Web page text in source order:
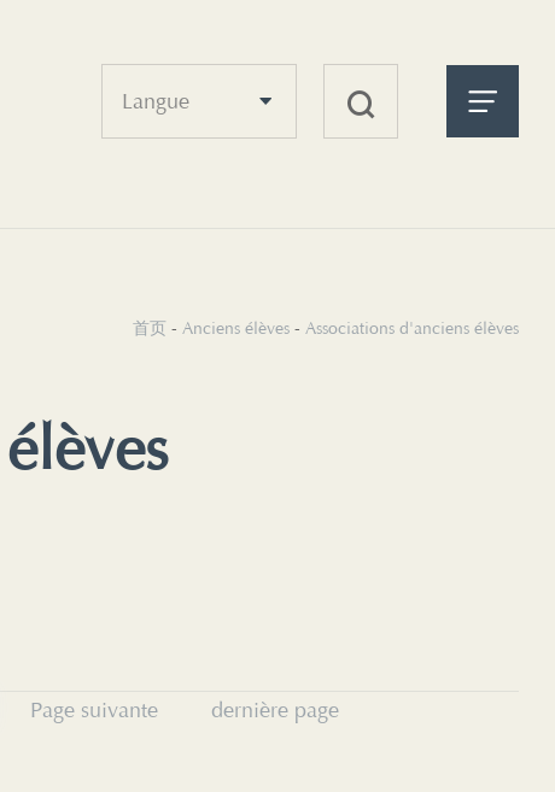
Langue
首页 - Anciens élèves - Associations d'anciens élèves
Page suivante dernière page